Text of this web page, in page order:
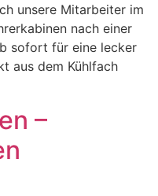
unsere Mitarbeiter im
nach einer
sofort für eine lecker
aus dem Kühlfach
–